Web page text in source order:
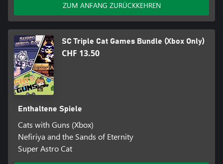
ZUM ANFANG ZURÜCKKEHREN
SC Triple Cat Games Bundle (Xbox Only)
CHF 13.50
Enthaltene Spiele
Cats with Guns (Xbox)
Nefiriya and the Sands of Eternity
Super Astro Cat